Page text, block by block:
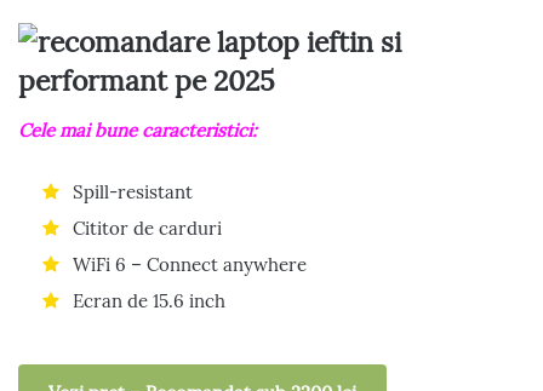
Cele mai bune caracteristici:
Spill-resistant
Cititor de carduri
WiFi 6 – Connect anywhere
Ecran de 15.6 inch